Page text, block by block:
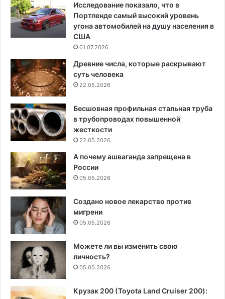
Исследование показало, что в
Портленде самый высокий уровень
угона автомобилей на душу населения в
США
01.07.2026
Древние числа, которые раскрывают
суть человека
22.05.2026
Бесшовная профильная стальная труба
в трубопроводах повышенной
жесткости
22.05.2026
А почему ашваганда запрещена в
России
05.05.2026
Создано новое лекарство против
мигрени
05.05.2026
Можете ли вы изменить свою
личность?
05.05.2026
Крузак 200 (Toyota Land Cruiser 200):